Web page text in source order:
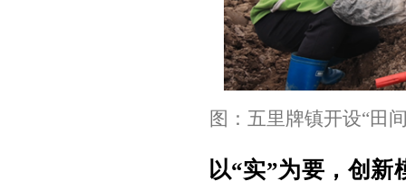
图：五里牌镇开设“田
以“实”为要，创新